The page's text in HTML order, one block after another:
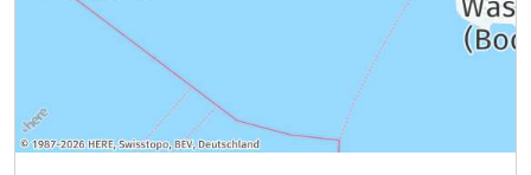
Ausstattung